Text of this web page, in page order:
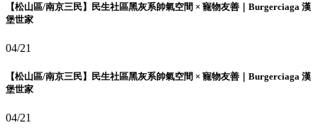
【松山區/南京三民】民生社區黑灰系帥氣空間 × 寵物友善｜Burgerciaga 漢
堡世家
04/21
【松山區/南京三民】民生社區黑灰系帥氣空間 × 寵物友善｜Burgerciaga 漢
堡世家
04/21